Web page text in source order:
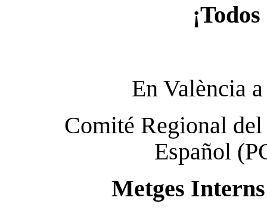
En València
Comité Regional
Español
Metges